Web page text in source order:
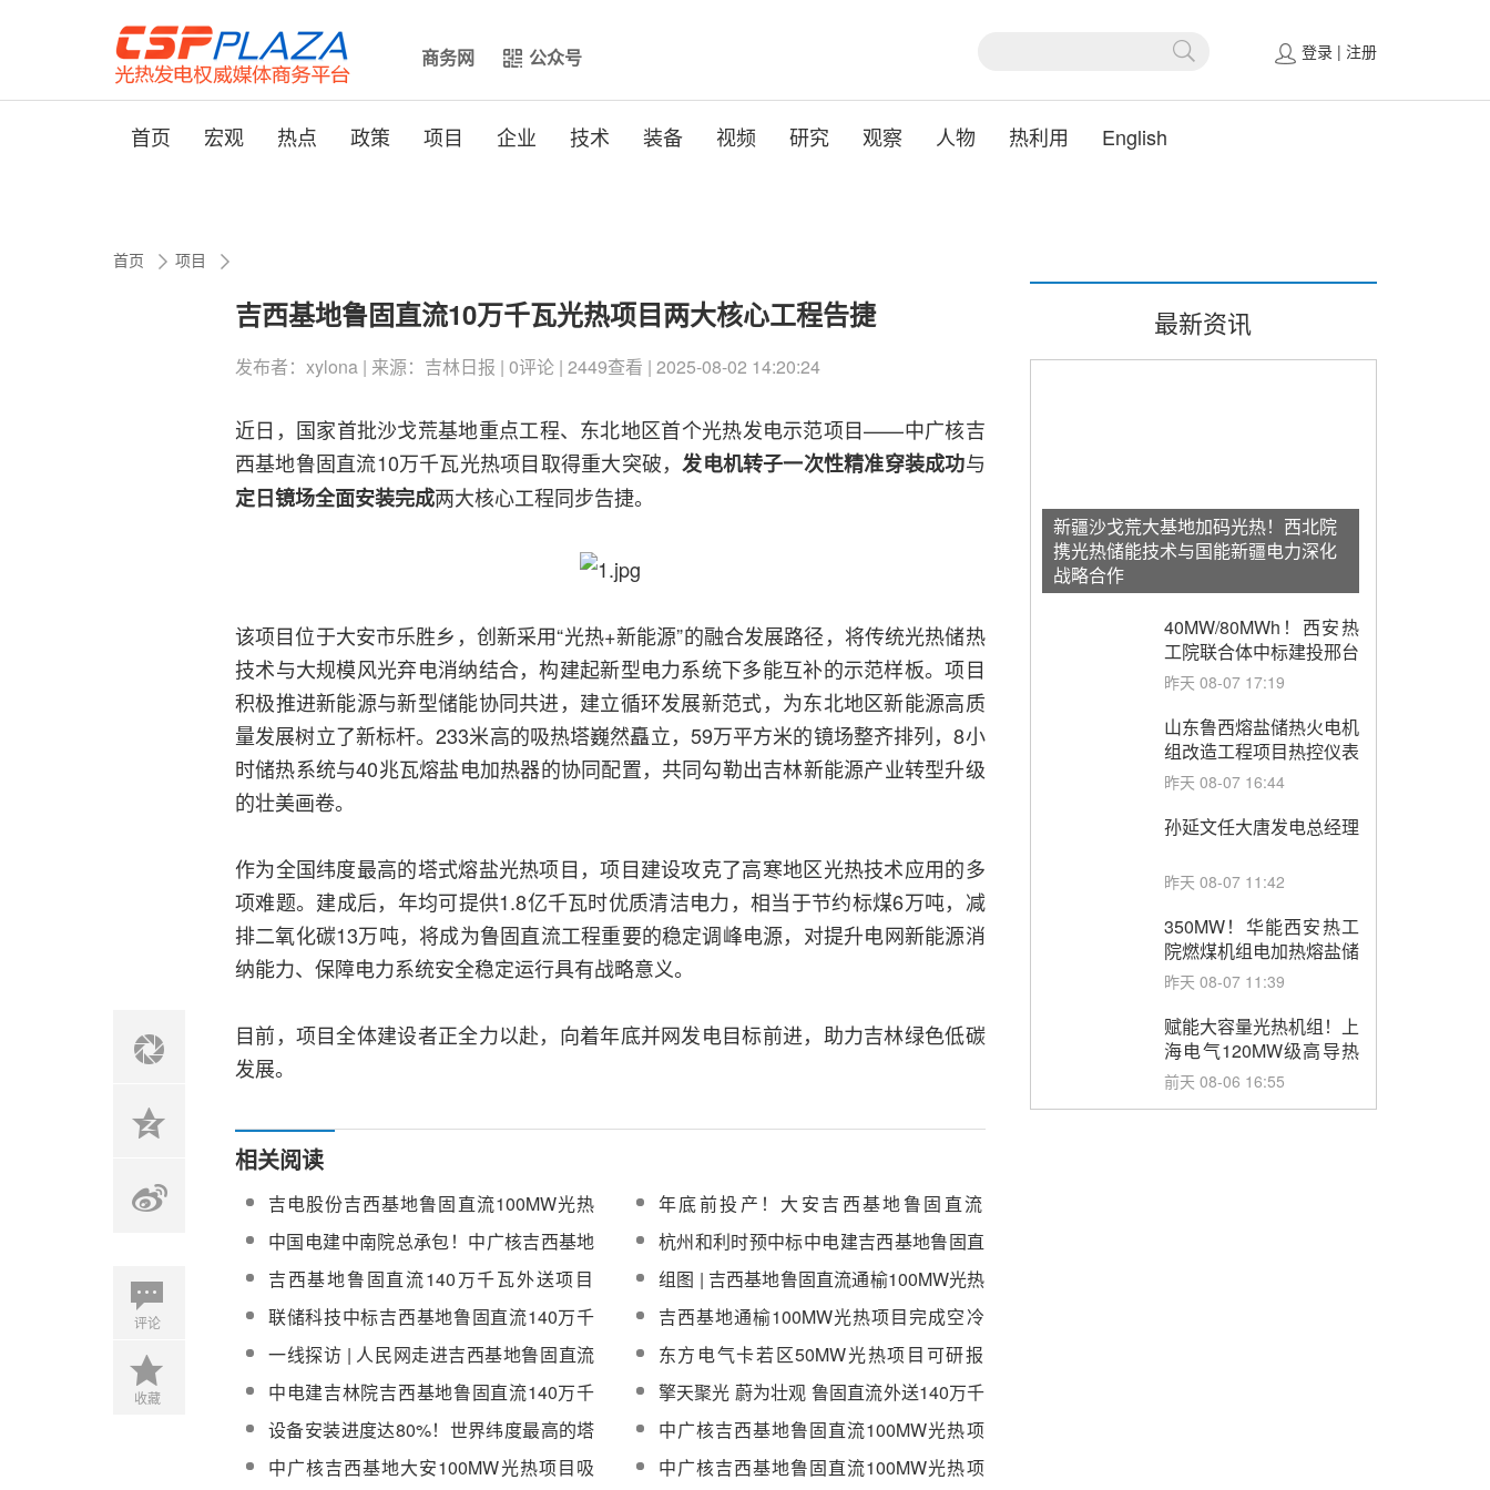
商务网 公众号 登录 | 注册
首页 宏观 热点 政策 项目 企业 技术 装备 视频 研究 观察 人物 热利用 English
首页 项目
吉西基地鲁固直流10万千瓦光热项目两大核心工程告捷
发布者：xylona | 来源：吉林日报 | 0评论 | 2449查看 | 2025-08-02 14:20:24
近日，国家首批沙戈荒基地重点工程、东北地区首个光热发电示范项目——中广核吉
西基地鲁固直流10万千瓦光热项目取得重大突破，发电机转子一次性精准穿装成功与
定日镜场全面安装完成两大核心工程同步告捷。
该项目位于大安市乐胜乡，创新采用“光热+新能源”的融合发展路径，将传统光热储热
技术与大规模风光弃电消纳结合，构建起新型电力系统下多能互补的示范样板。项目
积极推进新能源与新型储能协同共进，建立循环发展新范式，为东北地区新能源高质
量发展树立了新标杆。233米高的吸热塔巍然矗立，59万平方米的镜场整齐排列，8小
时储热系统与40兆瓦熔盐电加热器的协同配置，共同勾勒出吉林新能源产业转型升级
的壮美画卷。
作为全国纬度最高的塔式熔盐光热项目，项目建设攻克了高寒地区光热技术应用的多
项难题。建成后，年均可提供1.8亿千瓦时优质清洁电力，相当于节约标煤6万吨，减
排二氧化碳13万吨，将成为鲁固直流工程重要的稳定调峰电源，对提升电网新能源消
纳能力、保障电力系统安全稳定运行具有战略意义。
目前，项目全体建设者正全力以赴，向着年底并网发电目标前进，助力吉林绿色低碳
发展。
评论
收藏
相关阅读
吉电股份吉西基地鲁固直流100MW光热
项目高、低温熔盐泵（变频）成交公示
年底前投产！大安吉西基地鲁固直流
100MW光热项目正进行设备安装工作
中国电建中南院总承包！中广核吉西基地
100MW光热项目进入安装阶段
杭州和利时预中标中电建吉西基地鲁固直
流100MW光热项目全场控制系统
（DCS）二次采购项目
吉西基地鲁固直流140万千瓦外送项目
1（光热100MW）工程设备监造服务公开
谈判
组图 | 吉西基地鲁固直流通榆100MW光热
项目通过基础转主体阶段质量监检
联储科技中标吉西基地鲁固直流140万千
瓦外送项目2-1（光热100MW）化盐服务
吉西基地通榆100MW光热项目完成空冷
岛首组钢结构安装
一线探访 | 人民网走进吉西基地鲁固直流
100MW光热项目
东方电气卡若区50MW光热项目可研报
告、地形图测绘及地勘初勘编制服务采购
中电建吉林院吉西基地鲁固直流140万千
瓦外送项目1（光热100MW）工程EPC总
承包项目公开谈判
擎天聚光 蔚为壮观 鲁固直流外送140万千
瓦光热项目
设备安装进度达80%！世界纬度最高的塔
式熔盐光热电站预计年底前投入运行
中广核吉西基地鲁固直流100MW光热项
目并网手续办理服务采购
中广核吉西基地大安100MW光热项目吸
中广核吉西基地鲁固直流100MW光热项
最新资讯
新疆沙戈荒大基地加码光热！西北院
携光热储能技术与国能新疆电力深化
战略合作
40MW/80MWh！西安热
工院联合体中标建投邢台
热电熔盐储热调峰调频改
昨天 08-07 17:19
山东鲁西熔盐储热火电机
组改造工程项目热控仪表
成套设备采购
昨天 08-07 16:44
孙延文任大唐发电总经理
昨天 08-07 11:42
350MW！华能西安热工
院燃煤机组电加热熔盐储
能提升机组灵活性改造项
务采购
昨天 08-07 11:39
赋能大容量光热机组！上
海电气120MW级高导热
空冷发电机通过型式试验
前天 08-06 16:55